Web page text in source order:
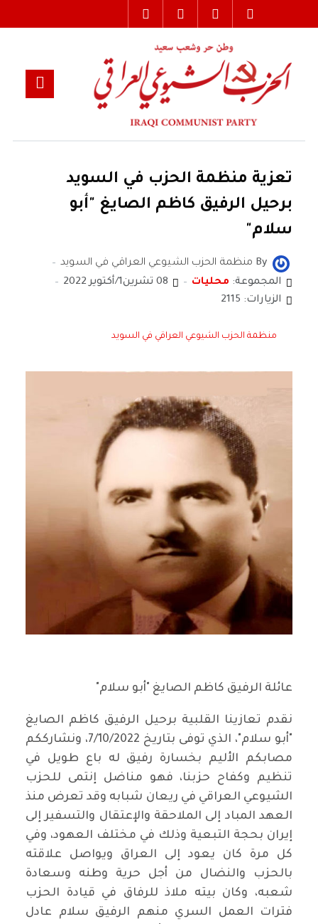
تعزية منظمة الحزب في السويد
برحيل الرفيق كاظم الصايغ "أبو
سلام"
By منظمة الحزب الشيوعي العراقي في السويد
المجموعة: محليات
08 تشرين1/أكتوير 2022
الزيارات: 2115
منظمة الحزب الشيوعي العراقي في السويد
عائلة الرفيق كاظم الصايغ "أبو سلام"
نقدم تعازينا القلبية برحيل الرفيق كاظم الصايغ
"أبو سلام"، الذي توفى بتاريخ 7/10/2022، ونشارككم
مصابكم الأليم بخسارة رفيق له باع طويل في
تنظيم وكفاح حزبنا، فهو مناضل إنتمى للحزب
الشيوعي العراقي في ريعان شبابه وقد تعرض منذ
العهد المباد إلى الملاحقة والإعتقال والتسفير إلى
إيران بحجة التبعية وذلك في مختلف العهود، وفي
كل مرة كان يعود إلى العراق ويواصل علاقته
بالحزب والنضال من أجل حرية وطنه وسعادة
شعبه، وكان بيته ملاذ للرفاق في قيادة الحزب
فترات العمل السري منهم الرفيق سلام عادل